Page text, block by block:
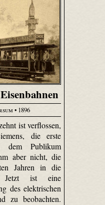
• 1896
ist verflossen,
die erste
dem Publikum
aber nicht, die
Jahren in die
Jetzt ist eine
des elektrischen
zu beobachten.